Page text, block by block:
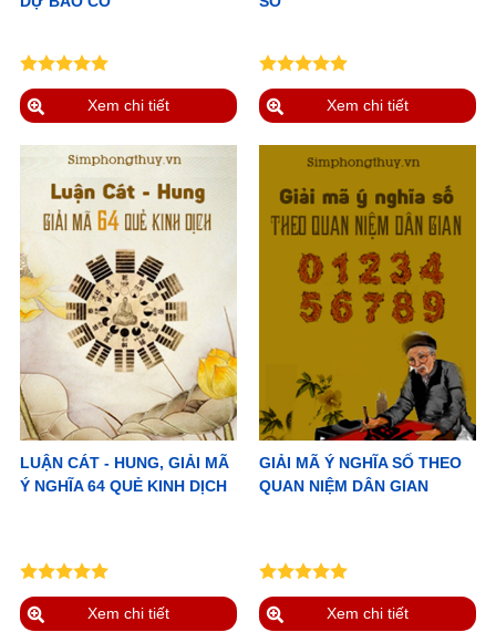
Xem chi tiết Xem chi tiết
LUẬN CÁT - HUNG, GIẢI MÃ
Ý NGHĨA 64 QUẺ KINH DỊCH
Xem chi tiết
GIẢI MÃ Ý NGHĨA SỐ THEO
QUAN NIỆM DÂN GIAN
Xem chi tiết